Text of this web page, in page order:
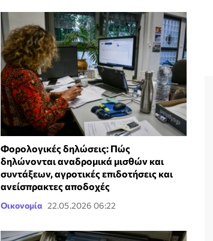
Φορολογικές δηλώσεις: Πώς
δηλώνονται αναδρομικά μισθών και
συντάξεων, αγροτικές επιδοτήσεις και
ανείσπρακτες αποδοχές
Οικονομία 22.05.2026 06:22